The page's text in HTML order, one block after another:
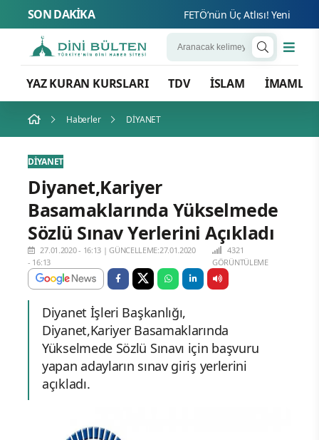
SON DAKİKA FETÖ’nün Üç Atlısı! Yeni
YAZ KURAN KURSLARI TDV İSLAM İMAMLAR
Haberler DİYANET
DİYANET
Diyanet,Kariyer
Basamaklarında Yükselmede
Sözlü Sınav Yerlerini Açıkladı
27.01.2020 - 16:13 |GÜNCELLEME:27.01.2020
- 16:13
4321
GÖRÜNTÜLEME
Diyanet İşleri Başkanlığı,
Diyanet,Kariyer Basamaklarında
Yükselmede Sözlü Sınavı için başvuru
yapan adayların sınav giriş yerlerini
açıkladı.